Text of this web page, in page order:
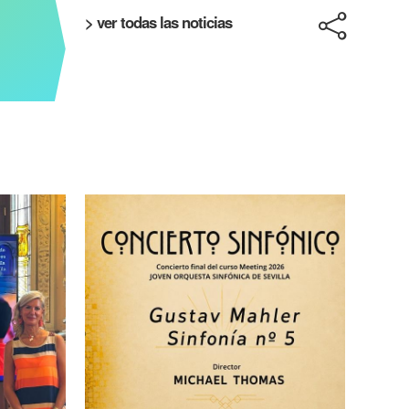
> ver todas las noticias